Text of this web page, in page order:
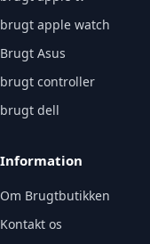
brugt apple watch
Brugt Asus
brugt controller
brugt dell
Information
Om Brugtbutikken
Kontakt os